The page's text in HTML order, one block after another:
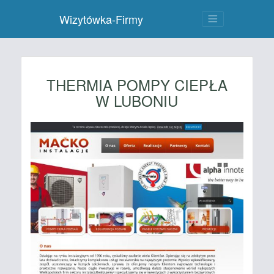
Wizytówka-Firmy
THERMIA POMPY CIEPŁA
W LUBONIU